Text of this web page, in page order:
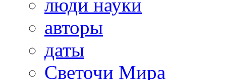
люди науки
авторы
даты
Светочи Мира